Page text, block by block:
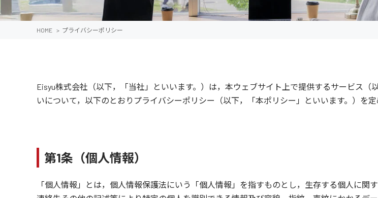
HOME > プライバシーポリシー
Eisyu株式会社（以下，「当社」といいます。）は，本ウェブサイト上で提供するサービス
いについて，以下のとおりプライバシーポリシー（以下，「本ポリシー」といいます。）を定
第1条（個人情報）
「個人情報」とは，個人情報保護法にいう「個人情報」を指すものとし，生存する個人に関